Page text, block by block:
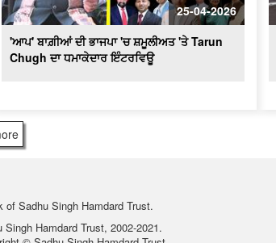
25-04-2026
'ਆਪ' ਬਾਗ਼ੀਆਂ ਦੀ ਭਾਜਪਾ 'ਚ ਸ਼ਮੂਲੀਅਤ 'ਤੇ Tarun
Chugh ਦਾ ਧਮਾਕੇਦਾਰ ਇੰਟਰਵਿਊ
Sadhu Singh Hamdard Trust.
Hamdard Trust, 2002-2021.